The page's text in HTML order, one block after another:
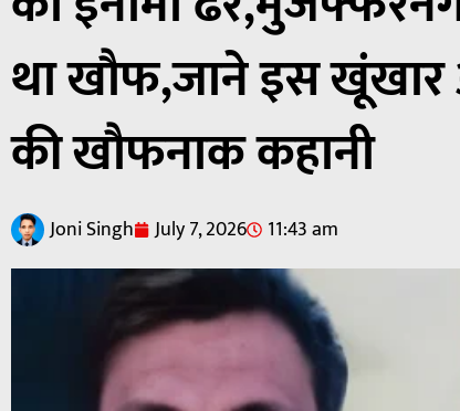
था खौफ,जाने इस खूंखार
की खौफनाक कहानी
Joni Singh July 7, 2026 11:43 am